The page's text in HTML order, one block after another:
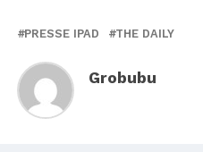
PRESSE IPAD THE DAILY
Grobubu